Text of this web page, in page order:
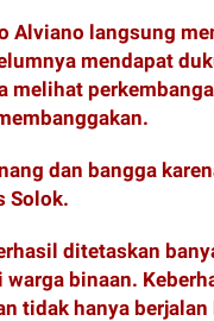
Alviano langsung
mendapat
melihat
dan bangga
Solok.
ditetaskan
binaan.
tidak hanya